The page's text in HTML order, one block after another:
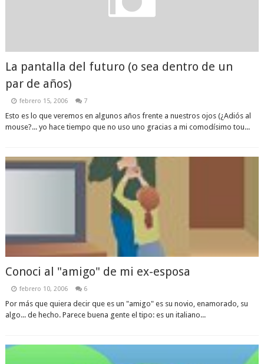
La pantalla del futuro (o sea dentro de un
par de años)
febrero 15, 2006 7
Esto es lo que veremos en algunos años frente a nuestros ojos (¿Adiós al
mouse?... yo hace tiempo que no uso uno gracias a mi comodísimo tou...
Conoci al "amigo" de mi ex-esposa
febrero 10, 2006 6
Por más que quiera decir que es un "amigo" es su novio, enamorado, su
algo... de hecho. Parece buena gente el tipo: es un italiano...